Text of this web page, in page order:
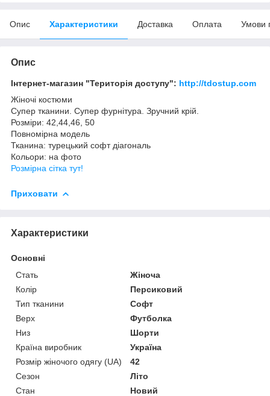
Опис Характеристики Доставка Оплата Умови
Опис
Інтернет-магазин "Територія доступу": http://tdostup.com
Жіночі костюми
Супер тканини. Супер фурнітура. Зручний крій.
Розміри: 42,44,46, 50
Повномірна модель
Тканина: турецький софт діагональ
Кольори: на фото
Розмірна сітка тут!
Приховати
Характеристики
Основні
Стать
Жіноча
Колір
Персиковий
Тип тканини
Софт
Верх
Футболка
Низ
Шорти
Країна виробник
Україна
Розмір жіночого одягу (UA)
42
Сезон
Літо
Стан
Новий